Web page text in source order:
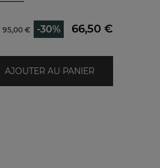
95,00 € -30% 66,50 €
AJOUTER AU PANIER